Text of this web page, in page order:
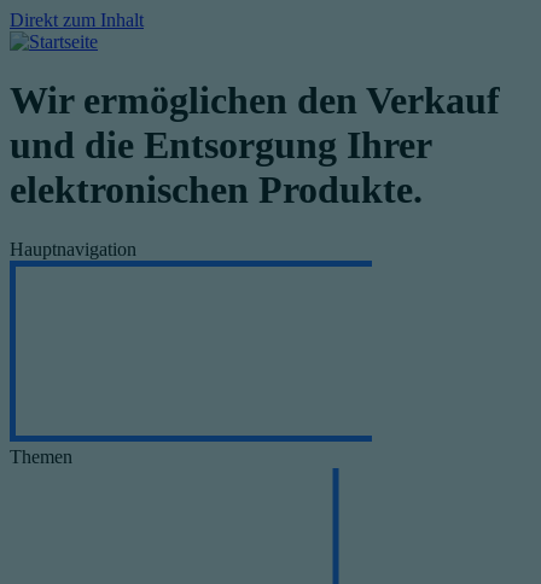
Direkt zum Inhalt
Wir ermöglichen den Verkauf
und die Entsorgung Ihrer
elektronischen Produkte.
Hauptnavigation
Themen